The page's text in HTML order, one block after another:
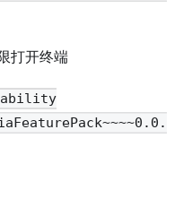
打开终端